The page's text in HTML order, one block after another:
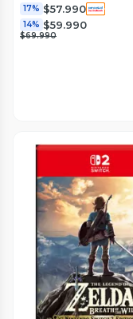
17% $57.990
14% $59.990
$69.990